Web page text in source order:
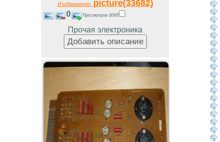
Изображениеpicture(33682)
0 Просмотров 6095
Прочая электроника